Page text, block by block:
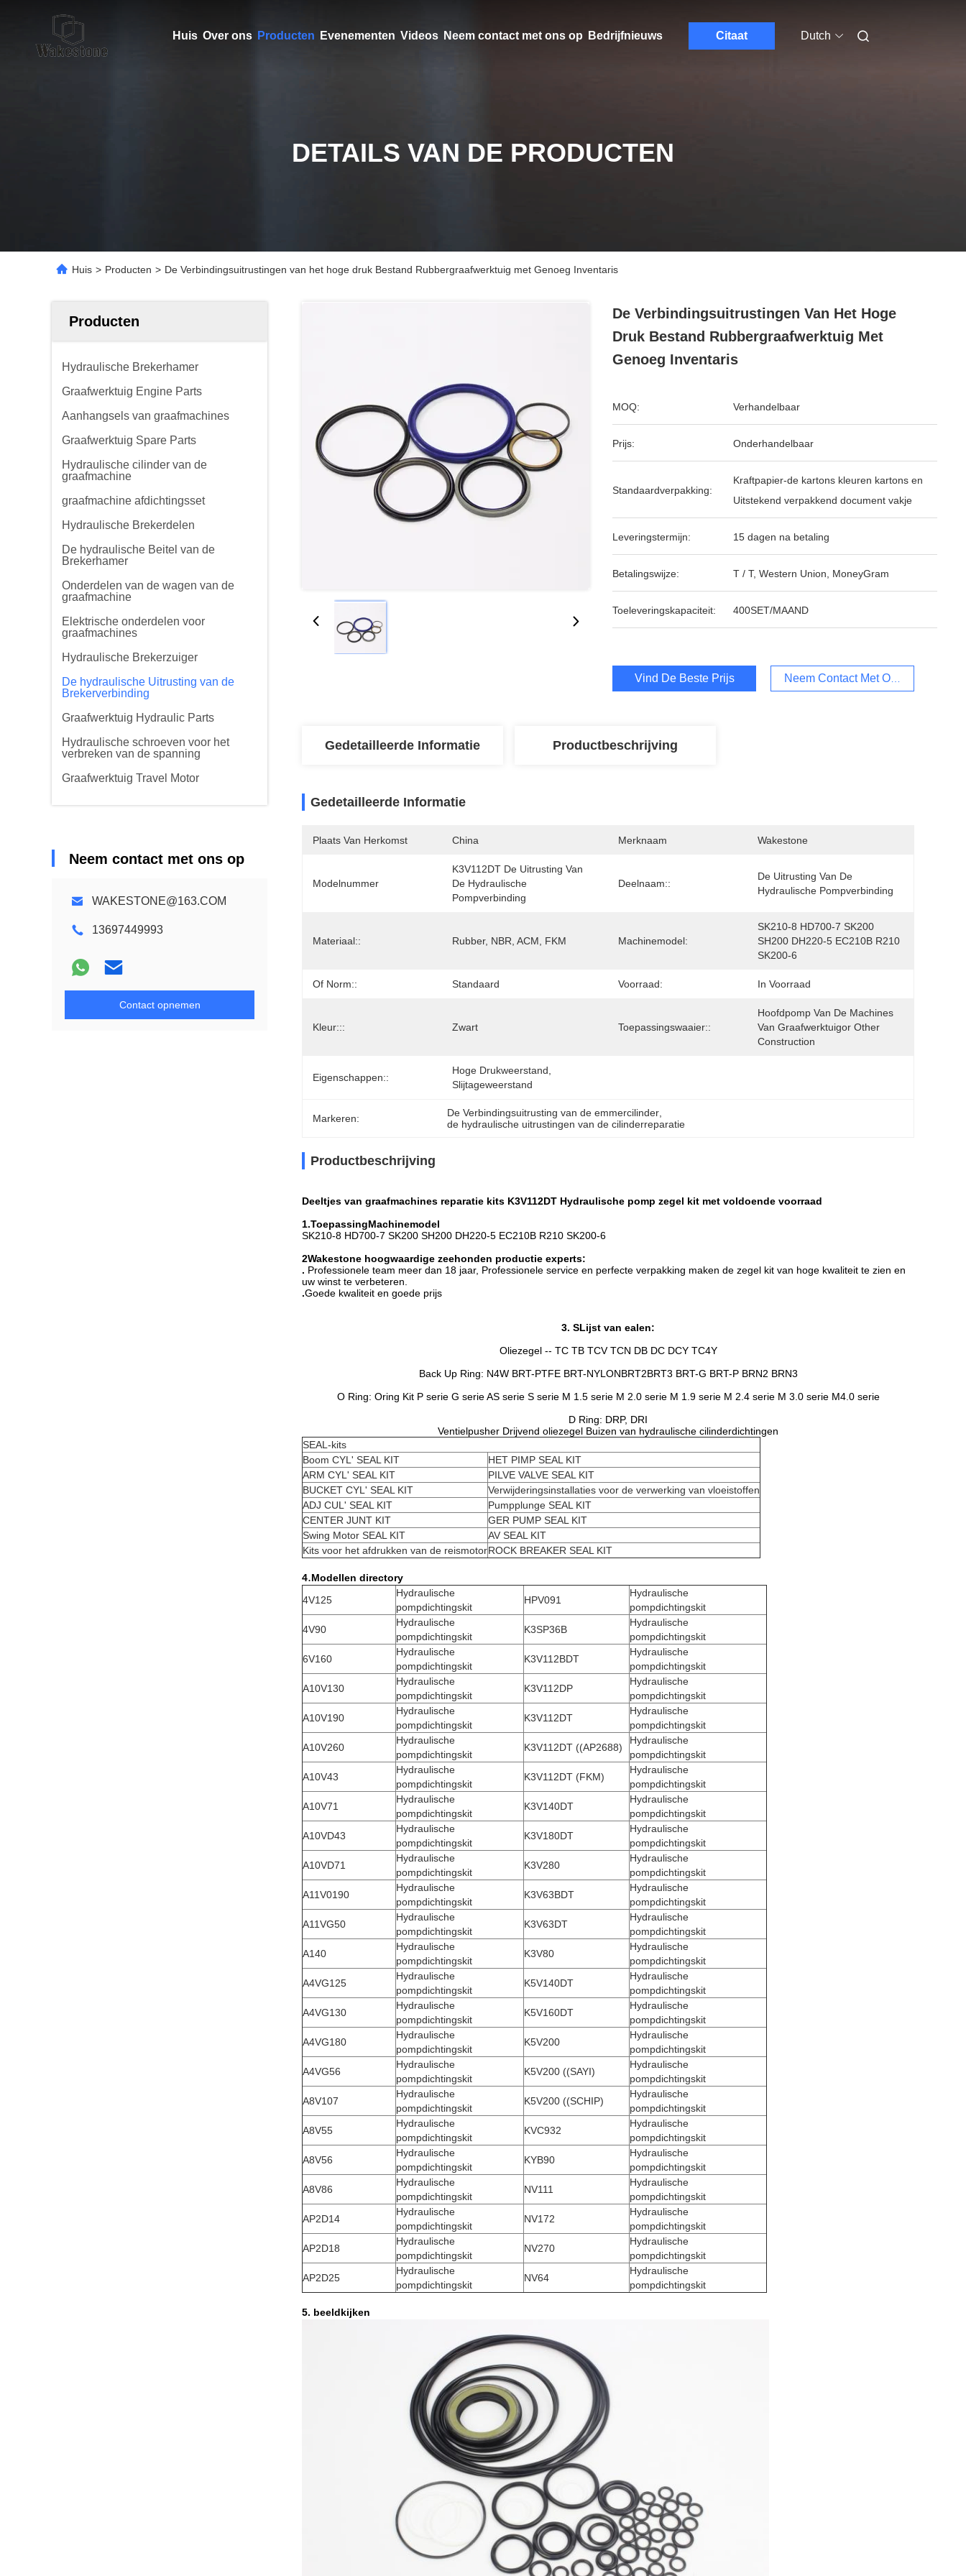
Huis Over ons Producten Evenementen Videos Neem contact met ons op Bedrijfnieuws Citaat Dutch
DETAILS VAN DE PRODUCTEN
Huis > Producten > De Verbindingsuitrustingen van het hoge druk Bestand Rubbergraafwerktuig met Genoeg Inventaris
Producten
Hydraulische Brekerhamer
Graafwerktuig Engine Parts
Aanhangsels van graafmachines
Graafwerktuig Spare Parts
Hydraulische cilinder van de
graafmachine
graafmachine afdichtingsset
Hydraulische Brekerdelen
De hydraulische Beitel van de
Brekerhamer
Onderdelen van de wagen van de
graafmachine
Elektrische onderdelen voor
graafmachines
Hydraulische Brekerzuiger
De hydraulische Uitrusting van de
Brekerverbinding
Graafwerktuig Hydraulic Parts
Hydraulische schroeven voor het
verbreken van de spanning
Graafwerktuig Travel Motor
Neem contact met ons op
WAKESTONE@163.COM
13697449993
Contact opnemen
De Verbindingsuitrustingen Van Het Hoge
Druk Bestand Rubbergraafwerktuig Met
Genoeg Inventaris
MOQ: Verhandelbaar
Prijs: Onderhandelbaar
Standaardverpakking:
Kraftpapier-de kartons kleuren kartons en
Uitstekend verpakkend document vakje
Leveringstermijn: 15 dagen na betaling
Betalingswijze: T / T, Western Union, MoneyGram
Toeleveringskapaciteit: 400SET/MAAND
Vind De Beste Prijs Neem Contact Met Ons Op
Gedetailleerde Informatie Productbeschrijving
Gedetailleerde Informatie
Plaats Van Herkomst China Merknaam Wakestone
Modelnummer
K3V112DT De Uitrusting Van
De Hydraulische
Pompverbinding
Deelnaam::
De Uitrusting Van De
Hydraulische Pompverbinding
Materiaal:: Rubber, NBR, ACM, FKM Machinemodel:
SK210-8 HD700-7 SK200
SH200 DH220-5 EC210B R210
SK200-6
Of Norm:: Standaard Voorraad: In Voorraad
Kleur::: Zwart Toepassingswaaier::
Hoofdpomp Van De Machines
Van Graafwerktuigor Other
Construction
Eigenschappen::
Hoge Drukweerstand,
Slijtageweerstand
Markeren: De Verbindingsuitrusting van de emmercilinder
de hydraulische uitrustingen van de cilinderreparatie
Productbeschrijving
Deeltjes van graafmachines reparatie kits K3V112DT Hydraulische pomp zegel kit met voldoende voorraad
1.ToepassingMachinemodel
SK210-8 HD700-7 SK200 SH200 DH220-5 EC210B R210 SK200-6
2Wakestone hoogwaardige zeehonden productie experts:
. Professionele team meer dan 18 jaar, Professionele service en perfecte verpakking maken de zegel kit van hoge kwaliteit te zien en
uw winst te verbeteren.
.Goede kwaliteit en goede prijs
3. SLijst van ealen:
Oliezegel -- TC TB TCV TCN DB DC DCY TC4Y
Back Up Ring: N4W BRT-PTFE BRT-NYLONBRT2BRT3 BRT-G BRT-P BRN2 BRN3
O Ring: Oring Kit P serie G serie AS serie S serie M 1.5 serie M 2.0 serie M 1.9 serie M 2.4 serie M 3.0 serie M4.0 serie
D Ring: DRP, DRI
Ventielpusher Drijvend oliezegel Buizen van hydraulische cilinderdichtingen
SEAL-kits
Boom CYL' SEAL KIT
HET PIMP SEAL KIT
ARM CYL' SEAL KIT
PILVE VALVE SEAL KIT
BUCKET CYL' SEAL KIT
Verwijderingsinstallaties voor de verwerking van vloeistoffen
ADJ CUL' SEAL KIT
Pumpplunge SEAL KIT
CENTER JUNT KIT
GER PUMP SEAL KIT
Swing Motor SEAL KIT
AV SEAL KIT
Kits voor het afdrukken van de reismotorROCK BREAKER SEAL KIT
4.Modellen directory
4V125
Hydraulische
pompdichtingskit
HPV091
Hydraulische
pompdichtingskit
4V90
Hydraulische
pompdichtingskit
K3SP36B
Hydraulische
pompdichtingskit
6V160
Hydraulische
pompdichtingskit
K3V112BDT
Hydraulische
pompdichtingskit
A10V130
Hydraulische
pompdichtingskit
K3V112DP
Hydraulische
pompdichtingskit
A10V190
Hydraulische
pompdichtingskit
K3V112DT
Hydraulische
pompdichtingskit
A10V260
Hydraulische
pompdichtingskit
K3V112DT ((AP2688)
Hydraulische
pompdichtingskit
A10V43
Hydraulische
pompdichtingskit
K3V112DT (FKM)
Hydraulische
pompdichtingskit
A10V71
Hydraulische
pompdichtingskit
K3V140DT
Hydraulische
pompdichtingskit
A10VD43
Hydraulische
pompdichtingskit
K3V180DT
Hydraulische
pompdichtingskit
A10VD71
Hydraulische
pompdichtingskit
K3V280
Hydraulische
pompdichtingskit
A11V0190
Hydraulische
pompdichtingskit
K3V63BDT
Hydraulische
pompdichtingskit
A11VG50
Hydraulische
pompdichtingskit
K3V63DT
Hydraulische
pompdichtingskit
A140
Hydraulische
pompdichtingskit
K3V80
Hydraulische
pompdichtingskit
A4VG125
Hydraulische
pompdichtingskit
K5V140DT
Hydraulische
pompdichtingskit
A4VG130
Hydraulische
pompdichtingskit
K5V160DT
Hydraulische
pompdichtingskit
A4VG180
Hydraulische
pompdichtingskit
K5V200
Hydraulische
pompdichtingskit
A4VG56
Hydraulische
pompdichtingskit
K5V200 ((SAYI)
Hydraulische
pompdichtingskit
A8V107
Hydraulische
pompdichtingskit
K5V200 ((SCHIP)
Hydraulische
pompdichtingskit
A8V55
Hydraulische
pompdichtingskit
KVC932
Hydraulische
pompdichtingskit
A8V56
Hydraulische
pompdichtingskit
KYB90
Hydraulische
pompdichtingskit
A8V86
Hydraulische
pompdichtingskit
NV111
Hydraulische
pompdichtingskit
AP2D14
Hydraulische
pompdichtingskit
NV172
Hydraulische
pompdichtingskit
AP2D18
Hydraulische
pompdichtingskit
NV270
Hydraulische
pompdichtingskit
AP2D25
Hydraulische
pompdichtingskit
NV64
Hydraulische
pompdichtingskit
5. beeldkijken